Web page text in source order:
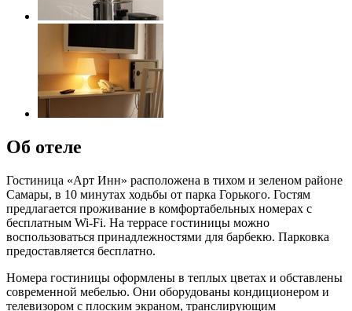
Об отеле
Гостиница «Арт Инн» расположена в тихом и зеленом районе
Самары, в 10 минутах ходьбы от парка Горького. Гостям
предлагается проживание в комфортабельных номерах с
бесплатным Wi-Fi. На террасе гостиницы можно
воспользоваться принадлежностями для барбекю. Парковка
предоставляется бесплатно.
Номера гостиницы оформлены в теплых цветах и обставлены
современной мебелью. Они оборудованы кондиционером и
телевизором с плоским экраном, транслирующим